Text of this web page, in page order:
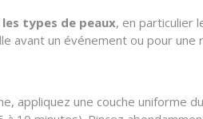
types de peaux, en particulier
avant un événement ou pour une
appliquez une couche uniforme